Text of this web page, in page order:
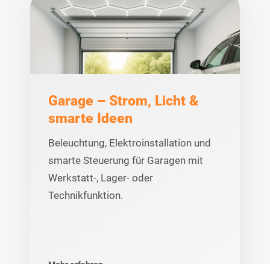
Garage – Strom, Licht &
smarte Ideen
Beleuchtung, Elektroinstallation und
smarte Steuerung für Garagen mit
Werkstatt-, Lager- oder
Technikfunktion.